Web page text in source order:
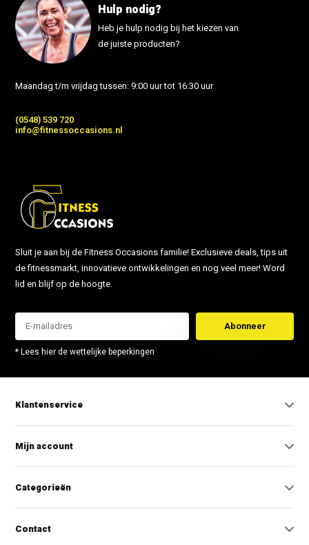
Hulp nodig?
Heb je hulp nodig bij het kiezen van
de juiste producten?
Maandag t/m vrijdag tussen: 9:00 uur tot 16:30 uur
(0548) 539 720
info@fitnessoccasions.nl
Sluit je aan bij de Fitness Occasions familie! Exclusieve deals, tips uit
de fitnessmarkt, innovatieve ontwikkelingen en nog veel meer! Word
lid en blijf op de hoogte.
Abonneer
* Lees hier de wettelijke beperkingen
Klantenservice
Mijn account
Categorieën
Contact